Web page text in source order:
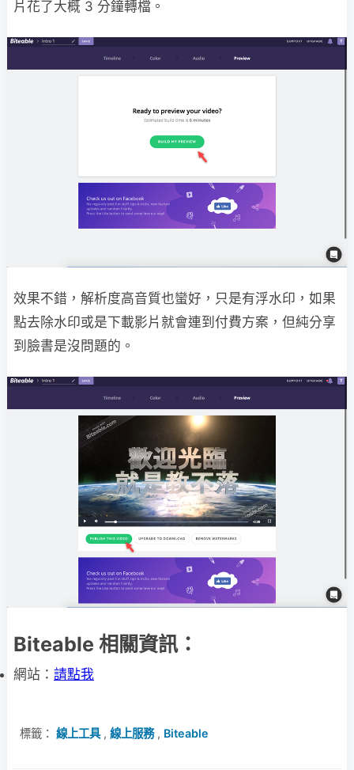
片花了大概 3 分鐘轉檔。
效果不錯，解析度高音質也蠻好，只是有浮水印，如果
點去除水印或是下載影片就會連到付費方案，但純分享
到臉書是沒問題的。
Biteable 相關資訊：
網站： 請點我
標籤： 線上工具, 線上服務, Biteable